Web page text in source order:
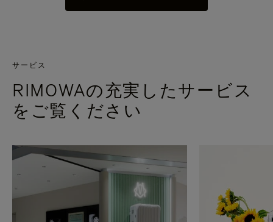
サービス
RIMOWAの充実したサービス
をご覧ください